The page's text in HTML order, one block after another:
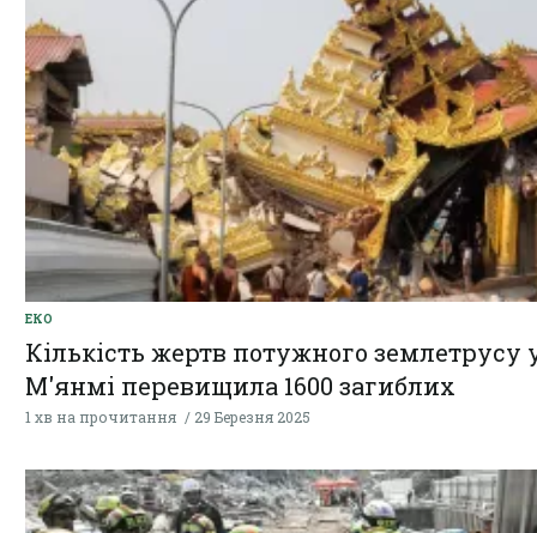
ЕКО
Кількість жертв потужного землетрусу
М'янмі перевищила 1600 загиблих
1 хв на прочитання 29 Березня 2025